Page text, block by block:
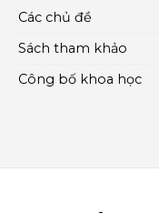
Các chủ đề
Sách tham khảo
Công bố khoa học